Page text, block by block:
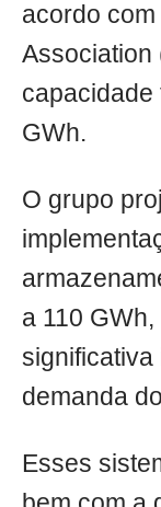
acordo
Association
capacidade
GWh.
O grupo
a 110
significativa
demanda
Esses